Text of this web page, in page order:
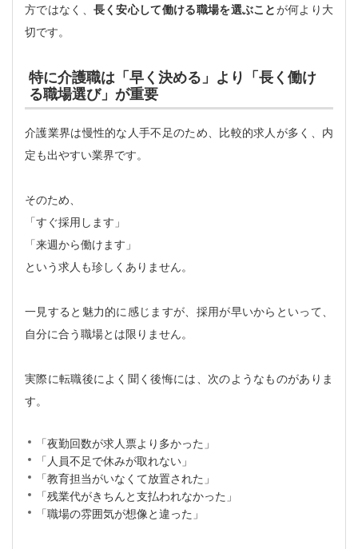
方ではなく、 長く安心して働ける職場を選ぶことが何より大
切です。
特に介護職は「早く決める」より「長く働け
る職場選び」が重要
介護業界は慢性的な人手不足のため、比較的求人が多く、内
定も出やすい業界です。
そのため、
「すぐ採用します」
「来週から働けます」
という求人も珍しくありません。
一見すると魅力的に感じますが、採用が早いからといって、
自分に合う職場とは限りません。
実際に転職後によく聞く後悔には、次のようなものがありま
す。
「夜勤回数が求人票より多かった」
「人員不足で休みが取れない」
「教育担当がいなくて放置された」
「残業代がきちんと支払われなかった」
「職場の雰囲気が想像と違った」